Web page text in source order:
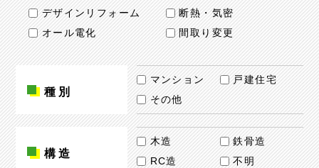
デザインリフォーム
断熱・気密
オール電化
間取り変更
種別
マンション
戸建住宅
その他
構造
木造
鉄骨造
RC造
不明